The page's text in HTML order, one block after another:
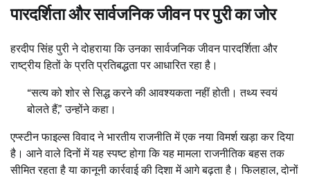
पारदर्शिता और सार्वजनिक जीवन पर पुरी का जोर
हरदीप सिंह पुरी ने दोहराया कि उनका सार्वजनिक जीवन पारदर्शिता और
राष्ट्रीय हितों के प्रति प्रतिबद्धता पर आधारित रहा है।
“सत्य को शोर से सिद्ध करने की आवश्यकता नहीं होती। तथ्य स्वयं
बोलते हैं,” उन्होंने कहा।
एप्स्टीन फाइल्स विवाद ने भारतीय राजनीति में एक नया विमर्श खड़ा कर दिया
है। आने वाले दिनों में यह स्पष्ट होगा कि यह मामला राजनीतिक बहस तक
सीमित रहता है या कानूनी कार्रवाई की दिशा में आगे बढ़ता है। फिलहाल, दोनों